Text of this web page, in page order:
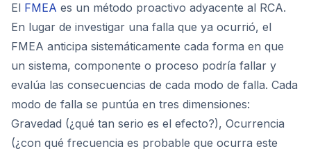
El FMEA es un método proactivo adyacente al RCA.
En lugar de investigar una falla que ya ocurrió, el
FMEA anticipa sistemáticamente cada forma en que
un sistema, componente o proceso podría fallar y
evalúa las consecuencias de cada modo de falla. Cada
modo de falla se puntúa en tres dimensiones:
Gravedad (¿qué tan serio es el efecto?), Ocurrencia
(¿con qué frecuencia es probable que ocurra este